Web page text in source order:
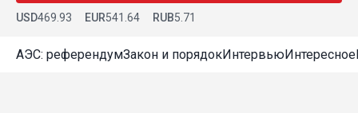
USD469.93 EUR541.64 RUB5.71
АЭС: референдумЗакон и порядокИнтервьюИнтересное